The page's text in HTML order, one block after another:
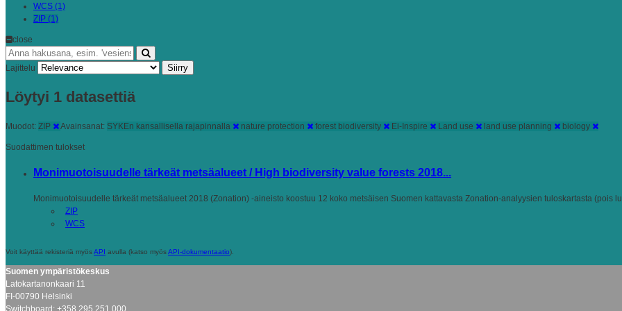
WCS (1)
ZIP (1)
close
Lajittelu Siirry
Löytyi 1 datasettiä
Muodot: ZIP Avainsanat: SYKEn kansallisella rajapinnalla nature protection forest biodiversity Ei-Inspire Land use land use planning biology
Suodattimen tulokset
Monimuotoisuudelle tärkeät metsäalueet / High biodiversity value forests 2018...
Monimuotoisuudelle tärkeät metsäalueet 2018 (Zonation) -aineisto koostuu 12 koko metsäisen Suomen kattavasta Zonation-analyysien tuloskartasta (pois
ZIP
WCS
Voit käyttää rekisteriä myösAPI avulla (katso myösAPI-dokumentaatio).
Suomen ympäristökeskus
Latokartanonkaari 11
FI-00790 Helsinki
Switchboard: +358 295 251 000